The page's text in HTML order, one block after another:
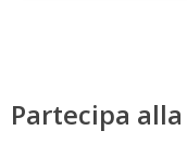
Partecipa